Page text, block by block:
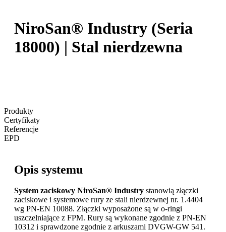
NiroSan® Industry (Seria
18000) | Stal nierdzewna
Produkty
Certyfikaty
Referencje
EPD
Opis systemu
System zaciskowy NiroSan® Industry stanowią złączki
zaciskowe i systemowe rury ze stali nierdzewnej nr. 1.4404
wg PN-EN 10088. Złączki wyposażone są w o-ringi
uszczelniające z FPM. Rury są wykonane zgodnie z PN-EN
10312 i sprawdzone zgodnie z arkuszami DVGW-GW 541.